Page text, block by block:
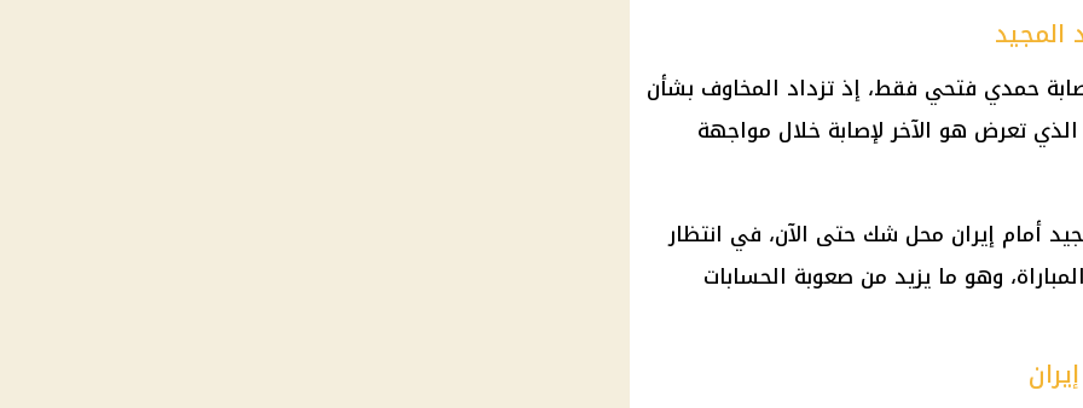
حمدي فتحي فقط، إذ تزداد المخاوف بشأن
تعرض هو الآخر لإصابة خلال مواجهة
أمام إيران محل شك حتى الآن، في انتظار
وهو ما يزيد من صعوبة الحسابات